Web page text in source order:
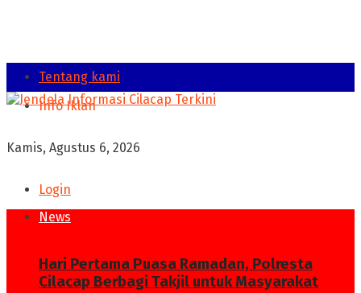
Tentang kami
Info Iklan
Kamis, Agustus 6, 2026
Login
News
Hari Pertama Puasa Ramadan, Polresta
Cilacap Berbagi Takjil untuk Masyarakat